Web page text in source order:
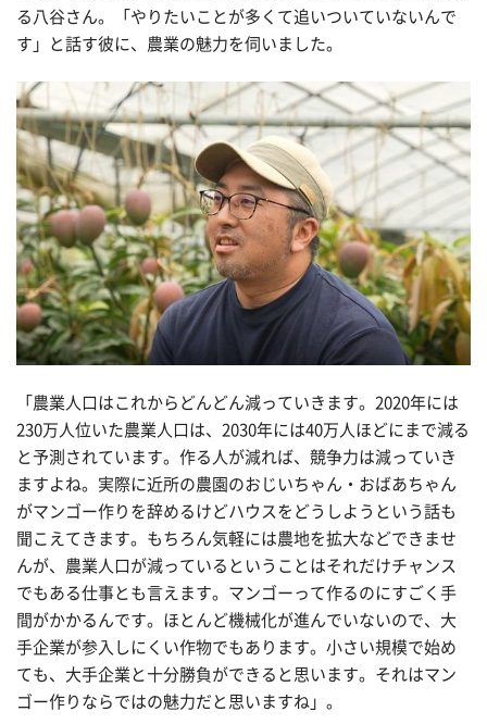
る八谷さん。「やりたいことが多くて追いついていないんで
す」と話す彼に、農業の魅力を伺いました。
「農業人口はこれからどんどん減っていきます。2020年には
230万人位いた農業人口は、2030年には40万人ほどにまで減る
と予測されています。作る人が減れば、競争力は減っていき
ますよね。実際に近所の農園のおじいちゃん・おばあちゃん
がマンゴー作りを辞めるけどハウスをどうしようという話も
聞こえてきます。もちろん気軽には農地を拡大などできませ
んが、農業人口が減っているということはそれだけチャンス
でもある仕事とも言えます。マンゴーって作るのにすごく手
間がかかるんです。ほとんど機械化が進んでいないので、大
手企業が参入しにくい作物でもあります。小さい規模で始め
ても、大手企業と十分勝負ができると思います。それはマン
ゴー作りならではの魅力だと思いますね」。